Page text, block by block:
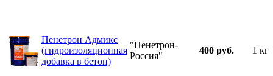
Пенетрон Адмикс
(гидроизоляционная
добавка в бетон)
"Пенетрон-
Россия"
400 руб. 1 кг